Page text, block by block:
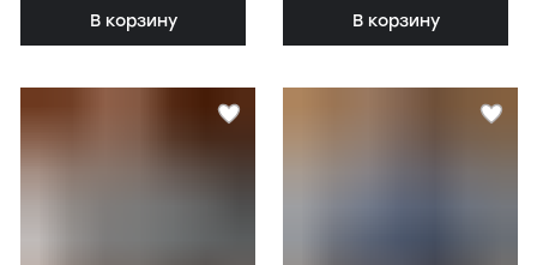
В корзину
В корзину